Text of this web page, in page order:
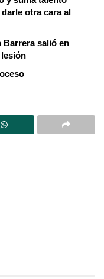
otra cara al
Barrera salió en